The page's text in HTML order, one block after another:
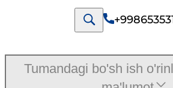
Tumandagi bo'sh ish